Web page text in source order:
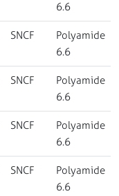
6.6
SNCF
Polyamide
6.6
SNCF
Polyamide
6.6
SNCF
Polyamide
6.6
SNCF
Polyamide
6.6